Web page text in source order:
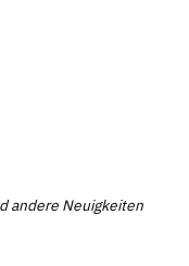
andere Neuigkeiten